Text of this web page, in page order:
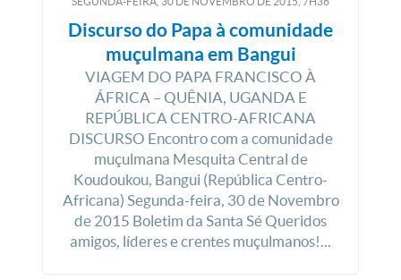
Discurso do Papa à comunidade
muçulmana em Bangui
VIAGEM DO PAPA FRANCISCO À
ÁFRICA – QUÊNIA, UGANDA E
REPÚBLICA CENTRO-AFRICANA
DISCURSO Encontro com a comunidade
muçulmana Mesquita Central de
Koudoukou, Bangui (República Centro-
Africana) Segunda-feira, 30 de Novembro
de 2015 Boletim da Santa Sé Queridos
amigos, líderes e crentes muçulmanos!...